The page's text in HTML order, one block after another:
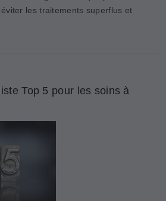
les traitements superflus et
Top 5 pour les soins à